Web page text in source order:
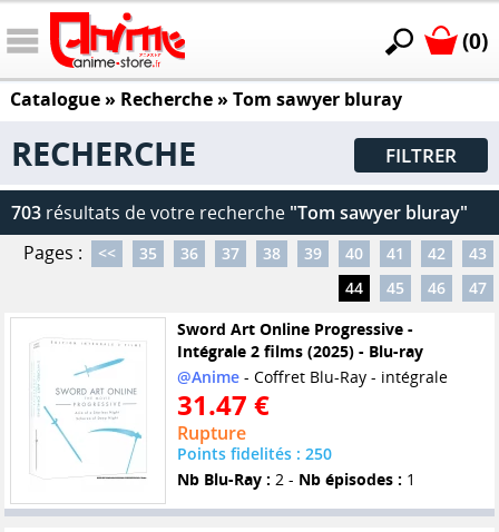
(0)
Catalogue» Recherche » Tom sawyer bluray
RECHERCHE FILTRER
703 résultats de votre recherche "Tom sawyer bluray"
Pages :
<< 35 36 37 38 39 40 41 42
43
44
45 46
47
Sword Art Online Progressive -
Intégrale 2 films (2025) - Blu-ray
@Anime- Coffret Blu-Ray - intégrale
31.47 €
Rupture
Points fidelités : 250
Nb Blu-Ray : 2 - Nb épisodes : 1